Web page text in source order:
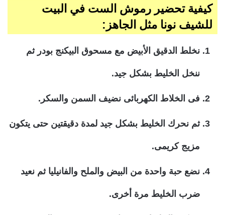
كيفية تحضير رموش الست في البيت
للشيف نونا مثل الجاهز:
نخلط الدقيق الأبيض مع مسحوق البيكنج بودر ثم
ننخل الخليط بشكل جيد.
فى الخلاط الكهربائى نضيف السمن والسكر.
ثم نحرك الخليط بشكل جيد لمدة دقيقتين حتى يتكون
مزيج كريمى.
نضع حبة واحدة من البيض والملح والفانيليا ثم نعيد
ضرب الخليط مرة أخرى.